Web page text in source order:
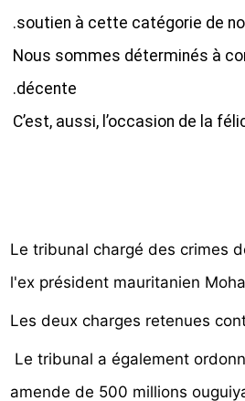
soutien à cette catégorie de
Nous sommes déterminés à
décente.
C’est, aussi, l’occasion de la
Le tribunal chargé des crimes
l'ex président mauritanien
Les deux charges retenues
Le tribunal a également
amende de 500 millions